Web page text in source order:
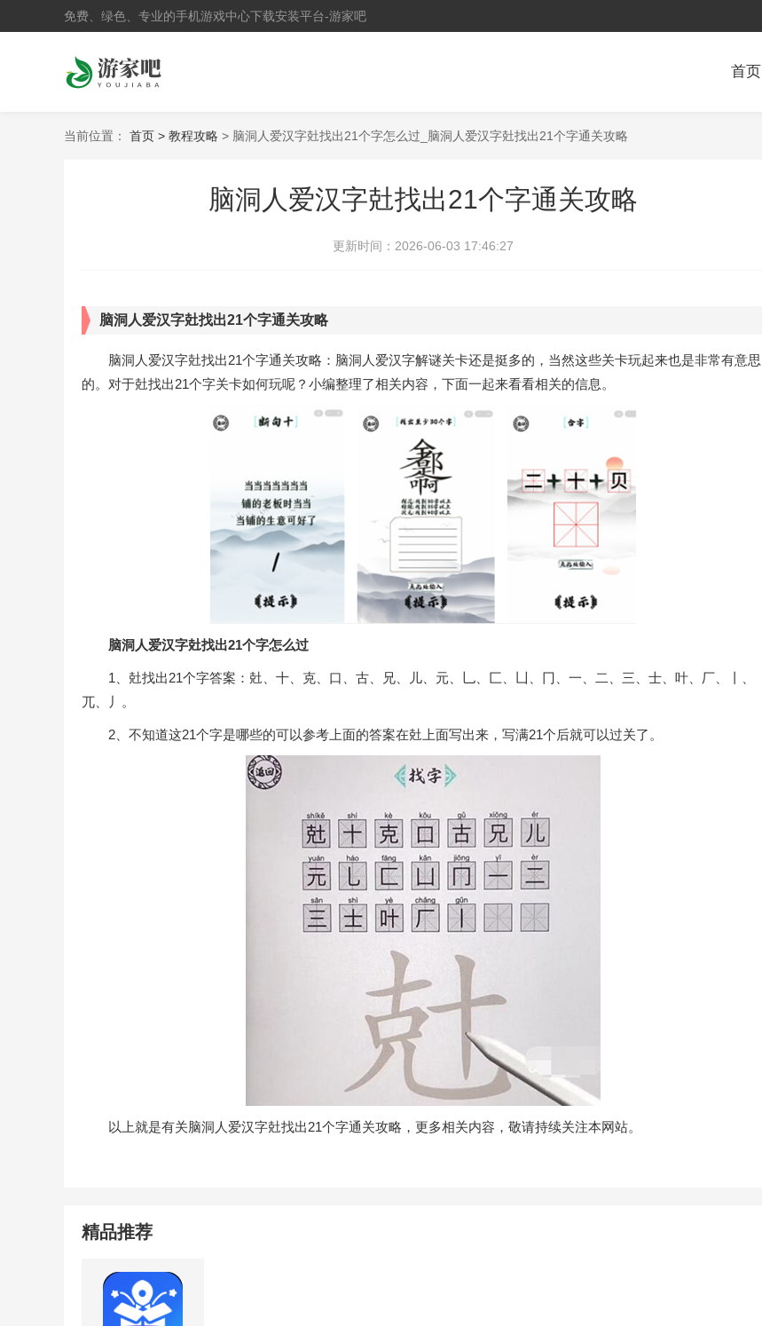
免费、绿色、专业的手机游戏中心下载安装平台-游家吧
首页
当前位置： 首页 > 教程攻略 > 脑洞人爱汉字兙找出21个字怎么过_脑洞人爱汉字兙找出21个字通关攻略
脑洞人爱汉字兙找出21个字通关攻略
更新时间： 2026-06-03 17:46:27
脑洞人爱汉字兙找出21个字通关攻略
脑洞人爱汉字兙找出21个字通关攻略：脑洞人爱汉字解谜关卡还是挺多的，当然这些关卡玩起来也是非常有意思
的。对于兙找出21个字关卡如何玩呢？小编整理了相关内容，下面一起来看看相关的信息。
脑洞人爱汉字兙找出21个字怎么过
1、兙找出21个字答案：兙、十、克、口、古、兄、儿、元、乚、匚、凵、冂、一、二、三、士、叶、厂、丨、
兀、丿。
2、不知道这21个字是哪些的可以参考上面的答案在兙上面写出来，写满21个后就可以过关了。
以上就是有关脑洞人爱汉字兙找出21个字通关攻略，更多相关内容，敬请持续关注本网站。
精品推荐